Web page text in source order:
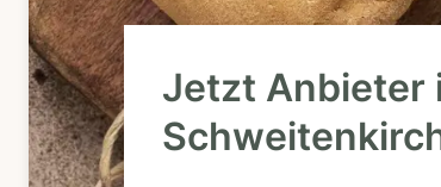
Jetzt Anbieter